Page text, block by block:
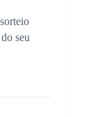
seu